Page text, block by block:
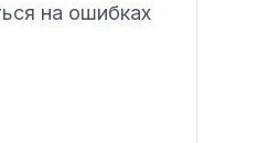
на ошибках